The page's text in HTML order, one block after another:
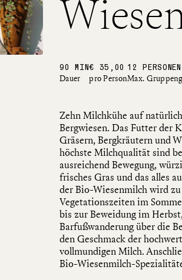
ZU DEN LETZTEN FREIEN ZIMMERN
90 MIN
Dauer
€ 35,00
pro Person
12 PERSONEN
Max.
Zehn Milchkühe auf
Bergwiesen. Das Futter der
Gräsern, Bergkräutern und
höchste Milchqualität sind
ausreichend Bewegung,
frisches Gras und das alles
der Bio-Wiesenmilch wird
Vegetationszeiten im
bis zur Beweidung im
Barfußwanderung über die
den Geschmack der
vollmundigen Milch.
Bio-Wiesenmilch-